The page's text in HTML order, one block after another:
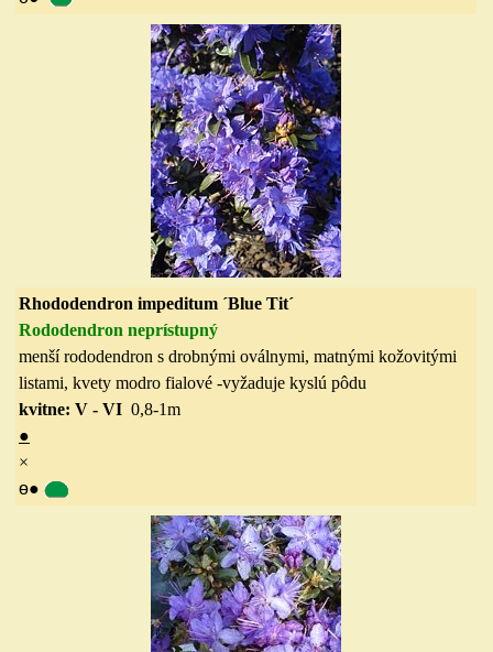
Rhododendron impeditum ´Blue Tit´
Rododendron neprístupný
menší rododendron s drobnými oválnymi, matnými kožovitými
listami, kvety modro fialové -vyžaduje kyslú pôdu
kvitne: V - VI 0,8-1m
●
×
ө●